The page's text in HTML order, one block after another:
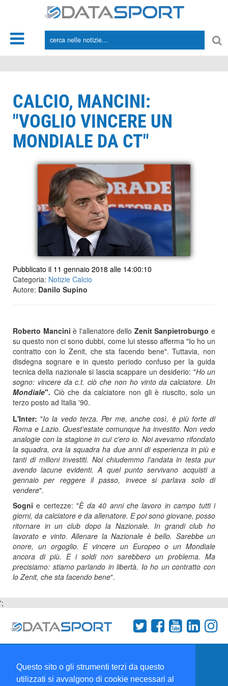
Questo sito o gli strumenti terzi da questo
utilizzati si avvalgono di cookie necessari al
CALCIO, MANCINI:
"VOGLIO VINCERE UN
MONDIALE DA CT"
Pubblicato il 11 gennaio 2018 alle 14:00:10
Categoria: Notizie Calcio
Autore: Danilo Supino
Roberto Mancini è l'allenatore dello Zenit Sanpietroburgo e
su questo non ci sono dubbi, come lui stesso afferma "Io ho un
contratto con lo Zenit, che sta facendo bene". Tuttavia, non
disdegna sognare e in questo periodo confuso per la guida
tecnica della nazionale si lascia scappare un desiderio: "Ho un
sogno: vincere da c.t. ciò che non ho vinto da calciatore. Un
Mondiale". Ciò che da calciatore non gli è riuscito, solo un
terzo posto ad Italia '90.
L'Inter: "Io la vedo terza. Per me, anche così, è più forte di
Roma e Lazio. Quest'estate comunque ha investito. Non vedo
analogie con la stagione in cui c'ero io. Noi avevamo rifondato
la squadra, ora la squadra ha due anni di esperienza in più e
tanti di milioni investiti. Noi chiudemmo l'andata in testa pur
avendo lacune evidenti. A quel punto servivano acquisti a
gennaio per reggere il passo, invece si parlava solo di
vendere".
Sogni e certezze: "È da 40 anni che lavoro in campo tutti i
giorni, da calciatore e da allenatore. E poi sono giovane, posso
ritornare in un club dopo la Nazionale. In grandi club ho
lavorato e vinto. Allenare la Nazionale è bello. Sarebbe un
onore, un orgoglio. E vincere un Europeo o un Mondiale
ancora di più. E i soldi non sarebbero un problema. Ma
precisiamo: stiamo parlando in libertà. Io ho un contratto con
lo Zenit, che sta facendo bene".
';
Collabora con noi